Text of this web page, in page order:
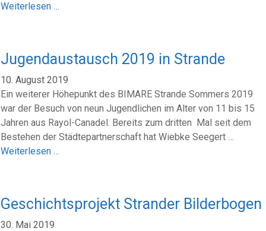
Weiterlesen …
Jugendaustausch 2019 in Strande
10. August 2019
Ein weiterer Höhepunkt des BIMARE Strande Sommers 2019
war der Besuch von neun Jugendlichen im Alter von 11 bis 15
Jahren aus Rayol-Canadel. Bereits zum dritten Mal seit dem
Bestehen der Städtepartnerschaft hat Wiebke Seegert …
Weiterlesen …
Geschichtsprojekt Strander Bilderbogen
30. Mai 2019